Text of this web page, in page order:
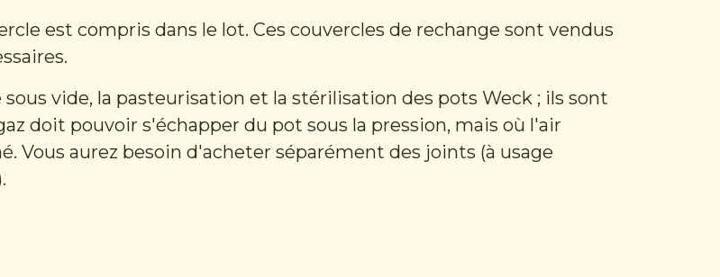
est compris dans le lot. Ces couvercles de rechange sont vendus
vide, la pasteurisation et la stérilisation des pots Weck ; ils sont
doit pouvoir s'échapper du pot sous la pression, mais où l'air
Vous aurez besoin d'acheter séparément des joints (à usage